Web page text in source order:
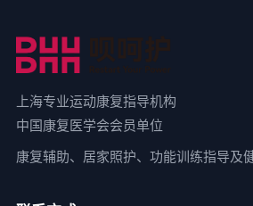
上海专业运动康复指导机构
中国康复医学会会员单位
康复辅助、居家照护、功能训练指导及